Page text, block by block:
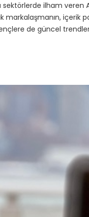
ilham veren
markalaşmanın, içerik
de güncel